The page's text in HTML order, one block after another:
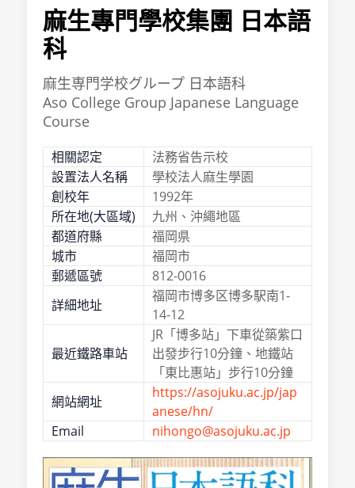
麻生專門學校集團 日本語
科
麻生専門学校グループ 日本語科
Aso College Group Japanese Language
Course
相關認定
法務省告示校
設置法人名稱
學校法人麻生學園
創校年
1992年
所在地(大區域)
九州、沖繩地區
都道府縣
福岡県
城市
福岡市
郵遞區號
812-0016
詳細地址
福岡市博多区博多駅南1-
14-12
最近鐵路車站
JR「博多站」下車從築紫口
出發步行10分鐘、地鐵站
「東比惠站」步行10分鐘
網站網址
https://asojuku.ac.jp/jap
anese/hn/
Email
nihongo@asojuku.ac.jp